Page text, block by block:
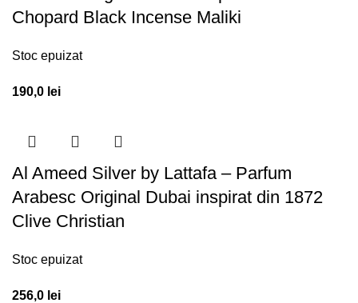
Chopard Black Incense Maliki
Stoc epuizat
190,0 lei
Al Ameed Silver by Lattafa – Parfum
Arabesc Original Dubai inspirat din 1872
Clive Christian
Stoc epuizat
256,0 lei